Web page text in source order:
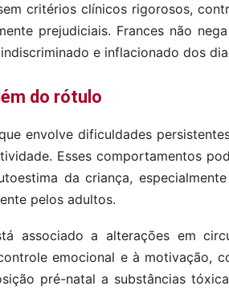
critérios clínicos rigorosos,
prejudiciais. Frances não
e inflacionado dos
do rótulo
envolve dificuldades
Esses comportamentos
da criança,
pelos adultos.
associado a alterações em
emocional e à motivação,
pré-natal a substâncias